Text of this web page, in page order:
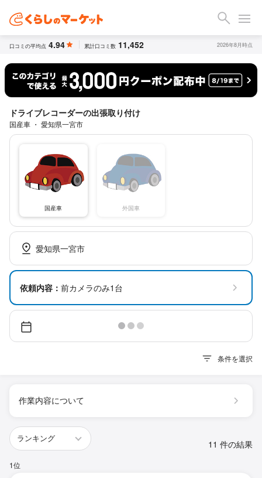
口コミの平均点 4.94 累計口コミ数 11,452 2026年8月時点
ドライブレコーダーの出張取り付け
国産車 ・ 愛知県一宮市
国産車 外国車
愛知県一宮市
依頼内容： 前カメラのみ1台
条件を選択
作業内容について
11 件の結果
1位